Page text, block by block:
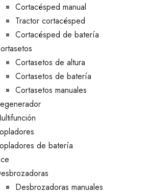
Cortacésped manual
Tractor cortacésped
Cortacésped de batería
Cortasetos de altura
Cortasetos de batería
Cortasetos manuales
de batería
Desbrozadoras manuales